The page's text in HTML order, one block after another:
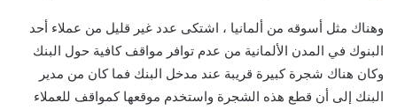
وهناك مثل أسوقه من ألمانيا ، اشتكى عدد غير قليل من عملاء أحد
البنوك في المدن الألمانية من عدم توافر مواقف كافية حول البنك
وكان هناك شجرة كبيرة قريبة عند مدخل البنك فما كان من مدير
البنك إلى أن قطع هذه الشجرة واستخدم موقعها كمواقف للعملاء